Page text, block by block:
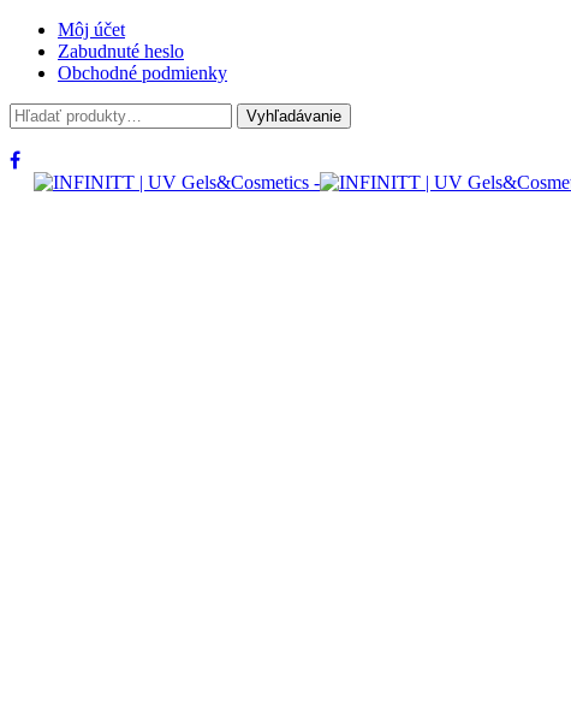
Môj účet
Zabudnuté heslo
Obchodné podmienky
Hľadať:
Vyhľadávanie